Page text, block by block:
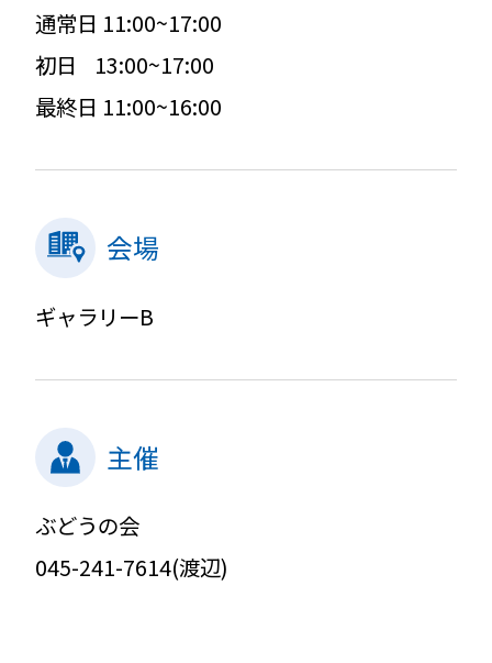
通常日 11:00~17:00
初日 13:00~17:00
最終日 11:00~16:00
会場
ギャラリーB
主催
ぶどうの会
045-241-7614(渡辺)